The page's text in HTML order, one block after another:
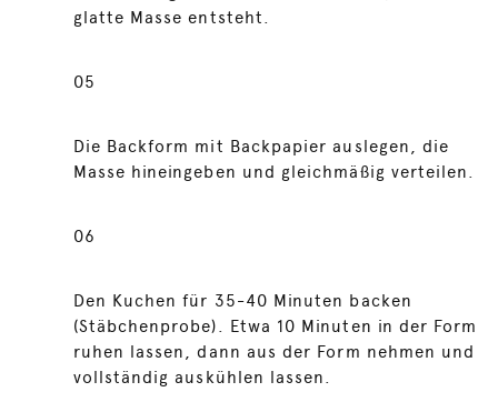
glatte Masse entsteht.
05
Die Backform mit Backpapier auslegen, die
Masse hineingeben und gleichmäßig verteilen.
06
Den Kuchen für 35-40 Minuten backen
(Stäbchenprobe). Etwa 10 Minuten in der Form
ruhen lassen, dann aus der Form nehmen und
vollständig auskühlen lassen.